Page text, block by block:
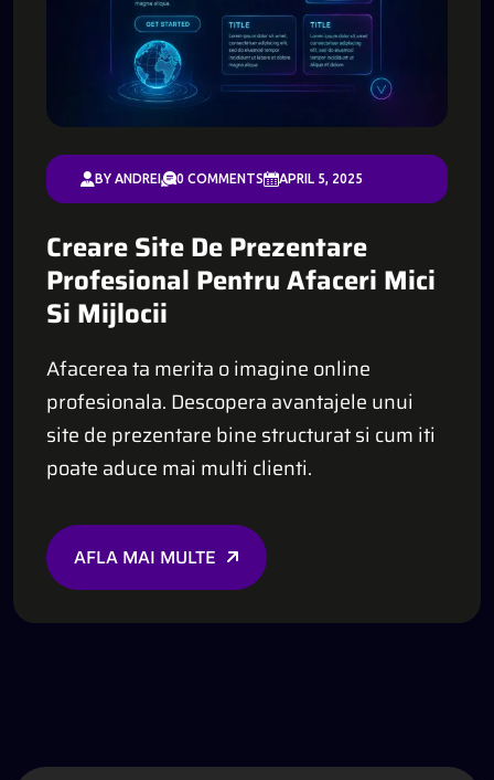
BY ANDREI 0 COMMENTS APRIL 5, 2025
Creare Site De Prezentare
Profesional Pentru Afaceri Mici
Si Mijlocii
Afacerea ta merita o imagine online
profesionala. Descopera avantajele unui
site de prezentare bine structurat si cum iti
poate aduce mai multi clienti.
AFLA MAI MULTE